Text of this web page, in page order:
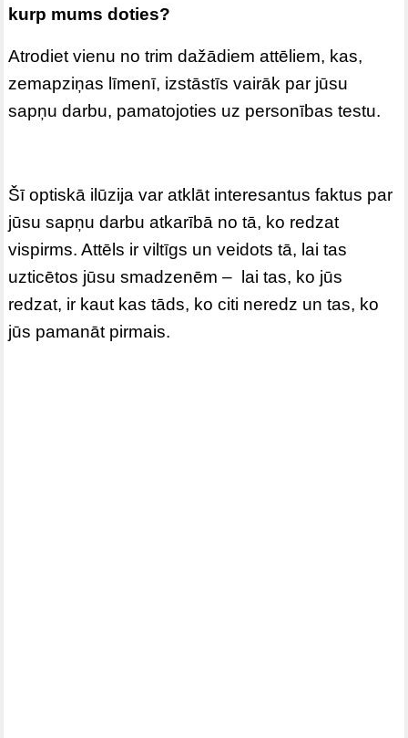
kurp mums doties?
Atrodiet vienu no trim dažādiem attēliem, kas,
zemapziņas līmenī, izstāstīs vairāk par jūsu
sapņu darbu, pamatojoties uz personības testu.
Šī optiskā ilūzija var atklāt interesantus faktus par
jūsu sapņu darbu atkarībā no tā, ko redzat
vispirms. Attēls ir viltīgs un veidots tā, lai tas
uzticētos jūsu smadzenēm – lai tas, ko jūs
redzat, ir kaut kas tāds, ko citi neredz un tas, ko
jūs pamanāt pirmais.